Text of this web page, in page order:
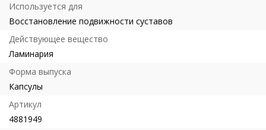
Используется для
Восстановление подвижности суставов
Действующее вещество
Ламинария
Форма выпуска
Капсулы
Артикул
4881949